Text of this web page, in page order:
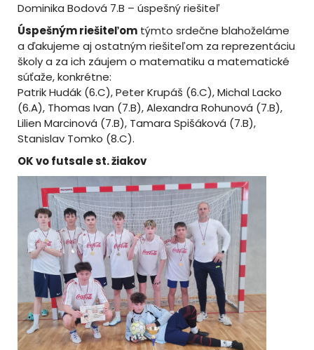
Dominika Bodová 7.B – úspešný riešiteľ
Úspešným riešiteľom týmto srdečne blahoželáme
a ďakujeme aj ostatným riešiteľom za reprezentáciu
školy a za ich záujem o matematiku a matematické
súťaže, konkrétne:
Patrik Hudák (6.C), Peter Krupáš (6.C), Michal Lacko
(6.A), Thomas Ivan (7.B), Alexandra Rohunová (7.B),
Lilien Marcinová (7.B), Tamara Spišáková (7.B),
Stanislav Tomko (8.C).
OK vo futsale st. žiakov